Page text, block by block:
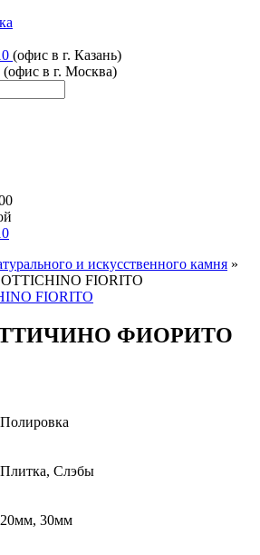
(офис в г. Казань)
(офис в г. Москва)
и искусственного камня »
FIORITO
ФИОРИТО
Полировка
Плитка, Слэбы
20мм, 30мм